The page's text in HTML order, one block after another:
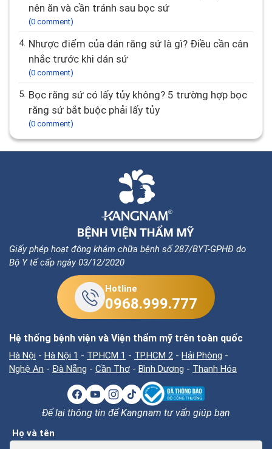
nên ăn và cần tránh sau bọc sứ
(0 comment)
4. Nhược điểm của dán răng sứ là gì? Điều cần cân
nhắc trước khi dán sứ
(0 comment)
5. Bọc răng sứ có lấy tủy không? 5 trường hợp bọc
răng sứ bắt buộc phải lấy tủy
(0 comment)
Giấy phép hoạt động khám chữa bệnh số 287/BYT-GPHĐ do
Bộ Y tế cấp ngày 03/12/2020
Hotline
0968.999.777
Hệ thống bệnh viện và Viện thẩm mỹ trên toàn quốc
Hà Nội - Hà Nội 1 - TP.HCM 1 - TP.HCM 2 - Hải Phòng -
Nghệ An - Đà Nẵng - Cần Thơ - Bình Dương - Thanh Hóa
Để lại thông tin để Kangnam tư vấn giúp bạn
Họ và tên